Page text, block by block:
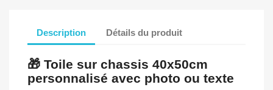
Description Détails du produit
🎁 Toile sur chassis 40x50cm
personnalisé avec photo ou texte